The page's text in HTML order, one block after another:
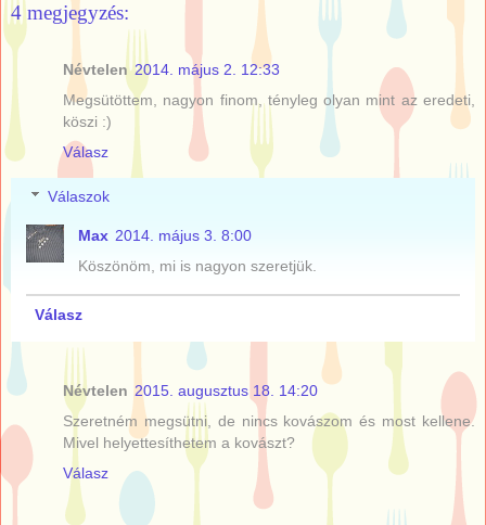
4 megjegyzés:
Névtelen 2014. május 2. 12:33
Megsütöttem, nagyon finom, tényleg olyan mint az eredeti,
köszi :)
Válasz
Válaszok
Max 2014. május 3. 8:00
Köszönöm, mi is nagyon szeretjük.
Válasz
Névtelen 2015. augusztus 18. 14:20
Szeretném megsütni, de nincs kovászom és most kellene.
Mivel helyettesíthetem a kovászt?
Válasz